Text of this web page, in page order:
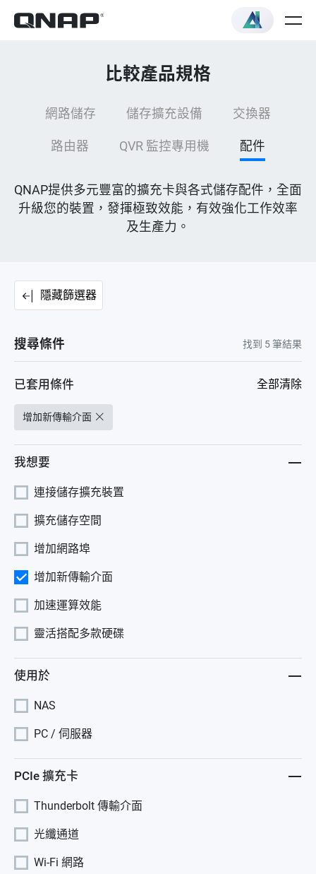
比較產品規格
網路儲存 儲存擴充設備 交換器
路由器 QVR 監控專用機 配件
QNAP提供多元豐富的擴充卡與各式儲存配件，全面
升級您的裝置，發揮極致效能，有效強化工作效率
及生產力。
隱藏篩選器
搜尋條件 找到 5筆結果
已套用條件 全部清除
增加新傳輸介面
我想要
連接儲存擴充裝置
擴充儲存空間
增加網路埠
增加新傳輸介面
加速運算效能
靈活搭配多款硬碟
使用於
NAS
PC / 伺服器
PCIe 擴充卡
Thunderbolt 傳輸介面
光纖通道
Wi-Fi 網路